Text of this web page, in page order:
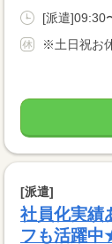
[派遣]09:30
※土日祝お
[派遣]
社員化実績
フも活躍